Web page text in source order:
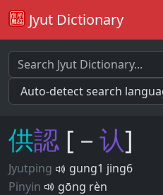
Jyut Dictionary
供認 [－ 认]
Jyutping
gung1 jing6
Pinyin
gōng rèn